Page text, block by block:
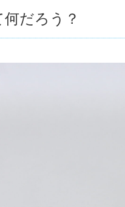
だろう？